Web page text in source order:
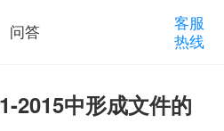
问答
客服
热线
2015中形成文件的